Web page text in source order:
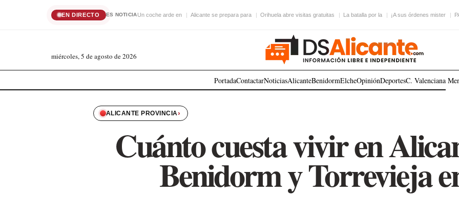
EN DIRECTO ES NOTICIAUn coche arde en Alicante se prepara para Orihuela abre visitas gratuitas La batalla por la ¡A sus órdenes mister
miércoles, 5 de agosto de 2026
PortadaContactarNoticiasAlicanteBenidormElcheOpiniónDeportesC. Valenciana
ALICANTE PROVINCIA›
Cuánto cuesta vivir en
Benidorm y Torrevieja